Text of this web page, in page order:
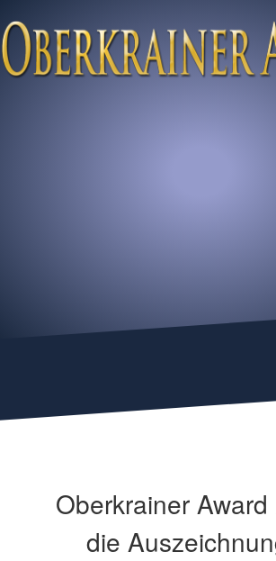
Oberkrainer
die